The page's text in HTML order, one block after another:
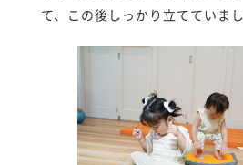
て、この後しっかり立てていまし